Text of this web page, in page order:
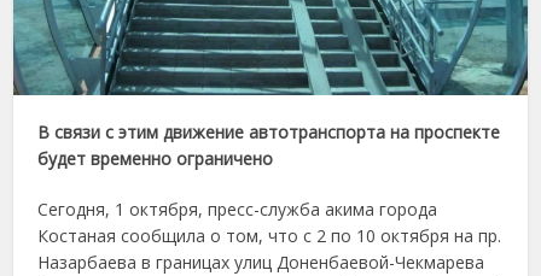
В связи с этим движение автотранспорта на проспекте
будет временно ограничено
Сегодня, 1 октября, пресс-служба акима города
Костаная сообщила о том, что с 2 по 10 октября на пр.
Назарбаева в границах улиц Доненбаевой-Чекмарева